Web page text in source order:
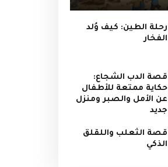
رحلة الطين: كيف وُلد
الفخار
قصة الدب الشجاع:
حكاية ممتعة للأطفال
عن الأمل والصبر ومنزل
جديد
قصة الثعلب واللقلق
الذكي